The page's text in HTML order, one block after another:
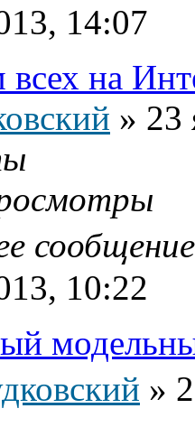
14:07
на
» 23
10:22
»